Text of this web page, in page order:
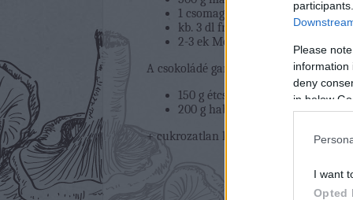
Please
information
deny
in below
I want
Opted
1 csomag babapiskóta
kb. 3 dl friss kávé
2-3 ek Mozart krémlikőr
A csokoládé ganache-hoz:
150 g étcsokoládé
200 g habtejszín
+ cukrozatlan kakaópor a tetejére